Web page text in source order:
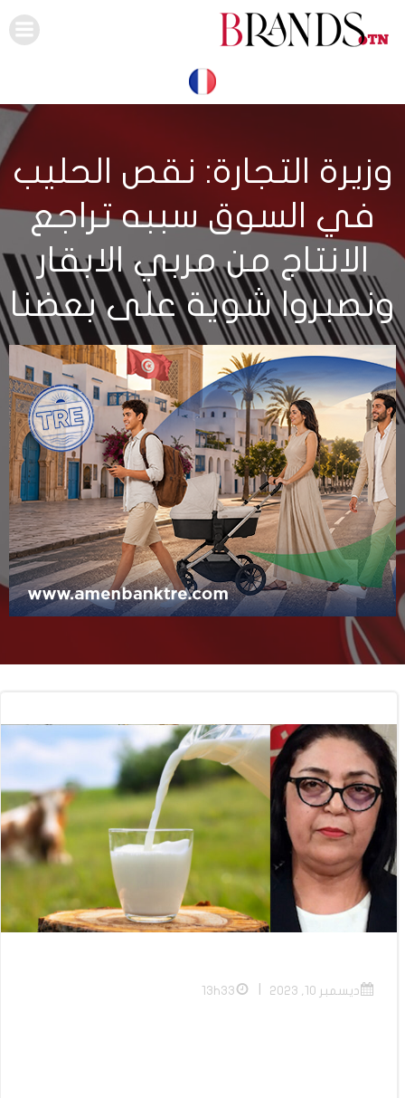
وزيرة التجارة: نقص الحليب
في السوق سببه تراجع
الانتاج من مربي الابقار
ونصبروا شوية على بعضنا
ديسمبر 10, 2023 13h33